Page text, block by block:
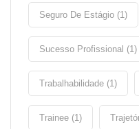
Seguro De Estágio (1)
Sucesso Profissional (1)
Trabalhabilidade (1)
Trainee (1)